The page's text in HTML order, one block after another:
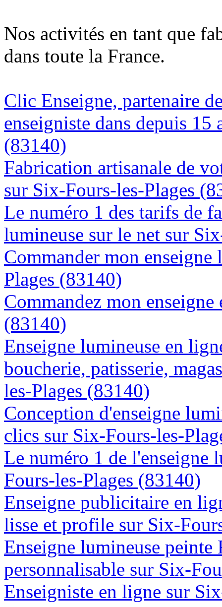
Nos activités en tant que
dans toute la France.
Clic Enseigne, partenaire
enseigniste dans depuis 15
(83140)
Fabrication artisanale de
sur Six-Fours-les-Plages
Le numéro 1 des tarifs de
lumineuse sur le net sur
Commander mon
Plages (83140)
Commandez mon
(83140)
Enseigne lumineuse en
boucherie, patisserie,
les-Plages (83140)
Conception d'enseigne
clics sur Six-Fours-les-
Le numéro 1 de l'enseigne
Fours-les-Plages (83140)
Enseigne publicitaire en
lisse et profile sur Six-
Enseigne lumineuse
personnalisable sur Six-
Enseigniste en ligne sur